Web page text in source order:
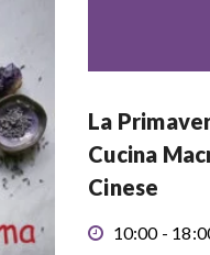
La
Cucina
Cinese
10:00 -